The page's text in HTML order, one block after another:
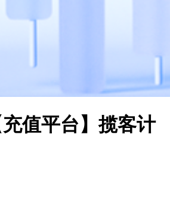
值平台】揽客计